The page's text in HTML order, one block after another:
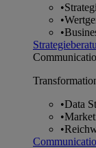
•
•
•
•Data
•
•